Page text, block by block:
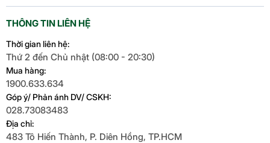
THÔNG TIN LIÊN HỆ
Thời gian liên hệ:
Thứ 2 đến Chủ nhật (08:00 - 20:30)
Mua hàng:
1900.633.634
Góp ý/ Phản ánh DV/ CSKH:
028.73083483
Địa chỉ:
483 Tô Hiến Thành, P. Diên Hồng, TP.HCM